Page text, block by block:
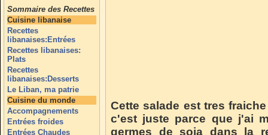
Sommaire des Recettes
Cuisine libanaise
Recettes
libanaises:Entrées
Recettes libanaises:
Plats
Recettes
libanaises:Desserts
Le Liban, ma patrie
Cuisine du monde
Accompagnements
Entrées froides
Entrées Chaudes
Cette salade est tres
c'est juste parce que j'ai
germes de soja dans la